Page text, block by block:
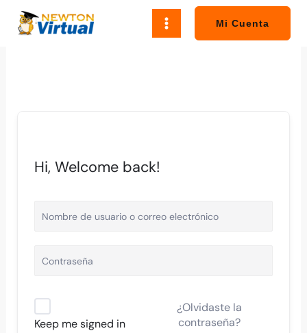
Mi Cuenta
Hi, Welcome back!
Keep me signed in
¿Olvidaste la
contraseña?